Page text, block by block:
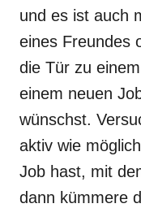
und es ist auch
eines Freundes
die Tür zu
einem neuen
wünschst.
aktiv wie
Job hast, mit
dann kümmere